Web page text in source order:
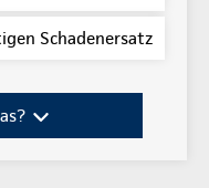
Schadenersatz